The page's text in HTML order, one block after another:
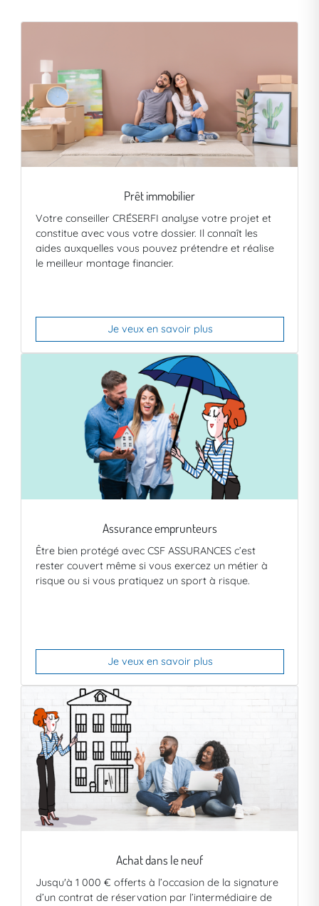
Prêt immobilier
Votre conseiller CRÉSERFI analyse votre projet et
constitue avec vous votre dossier. Il connaît les
aides auxquelles vous pouvez prétendre et réalise
le meilleur montage financier.
Je veux en savoir plus
Assurance emprunteurs
Être bien protégé avec CSF ASSURANCES c’est
rester couvert même si vous exercez un métier à
risque ou si vous pratiquez un sport à risque.
Je veux en savoir plus
Achat dans le neuf
Jusqu'à 1 000 € offerts à l’occasion de la signature
d’un contrat de réservation par l’intermédiaire de